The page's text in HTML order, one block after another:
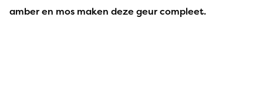
amber en mos maken deze geur compleet.